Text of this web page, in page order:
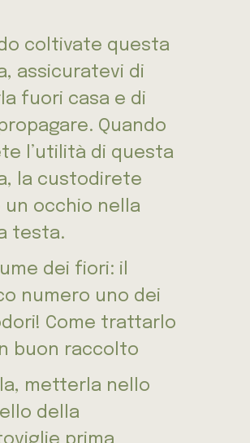
coltivate questa
assicuratevi di
fuori casa e di
Quando
l’utilità di questa
la custodirete
un occhio nella
testa.
dei fiori: il
numero uno dei
Come trattarlo
buon raccolto
metterla nello
della